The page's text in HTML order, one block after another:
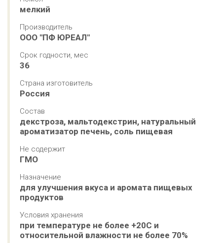
мелкий
Производитель
ООО "ПФ ЮРЕАЛ"
Срок годности, мес
36
Страна изготовитель
Россия
Состав
декстроза, мальтодекстрин, натуральный
ароматизатор печень, соль пищевая
Не содержит
ГМО
Назначение
для улучшения вкуса и аромата пищевых
продуктов
Условия хранения
при температуре не более +20С и
относительной влажности не более 70%